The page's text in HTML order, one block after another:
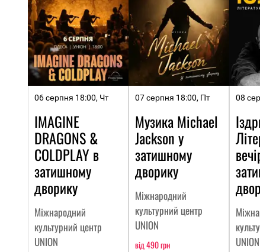
06 серпня 18:00, Чт
IMAGINE
DRAGONS &
COLDPLAY в
затишному
дворику
Міжнародний
культурний центр
UNION
07 серпня 18:00, Пт
Музика Michael
Jackson у
затишному
дворику
Міжнародний
культурний центр
UNION
від 490 грн
08
UNION